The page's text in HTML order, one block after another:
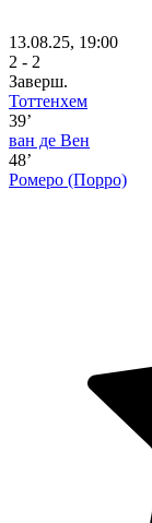
13.08.25, 19:00
2 - 2
Заверш.
Тоттенхем
39’
ван де Вен
48’
Ромеро (Порро)